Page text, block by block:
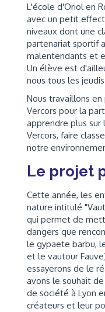
L'école d'Oriol en
avec un petit
niveaux dont une
partenariat sportif
malentendants et
Un élève est
nous tous les
Nous travaillons
Vercors pour la
apprendre plus sur
Vercors, faire
notre
Le projet
Cette année, les
nature intitulé
qui permet de
dangers que
le gypaete barbu,
et le vautour
essayerons de le
avons le souhait
de société à Lyon
créateurs et leur